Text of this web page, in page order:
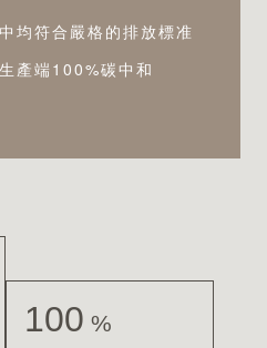
均符合嚴格的排放標准
產端100%碳中和
100 %